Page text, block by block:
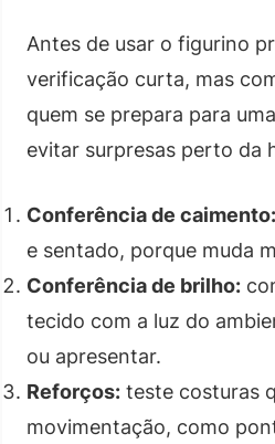
Antes de usar o figurino
verificação curta, mas
quem se prepara para
evitar surpresas perto da
Conferência de caimento:
e sentado, porque muda
Conferência de brilho:
tecido com a luz do
ou apresentar.
Reforços: teste costuras
movimentação, como